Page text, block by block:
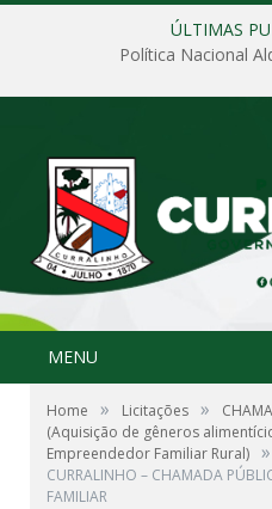
ÚLTIMAS
Política Nacional
MENU
Home » Licitações »
(Aquisição de gêneros
Empreendedor Familiar Rural) »
CURRALINHO – CHAMADA
FAMILIAR